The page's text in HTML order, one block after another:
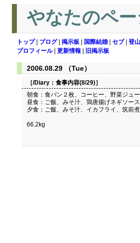
やなたのペー
トップ| ブログ| 掲示板 国際結婚 セブ| 登山
プロフィール| 更新情報 旧掲示板
2006.08.29 （Tue）
［/Diary： 食事内容(8/29)］
朝食：食パン２枚、コーヒー、野菜ジュ
昼食：ご飯、みそ汁、鶏唐揚げネギソー
夕食：ご飯、みそ汁、イカフライ、筑前煮
66.2kg